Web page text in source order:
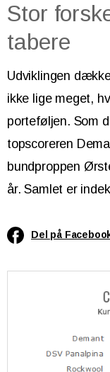
Stor
tabere
Udviklingen
ikke lige meget,
porteføljen. Som
topscoreren
bundproppen
år. Samlet er
Del på